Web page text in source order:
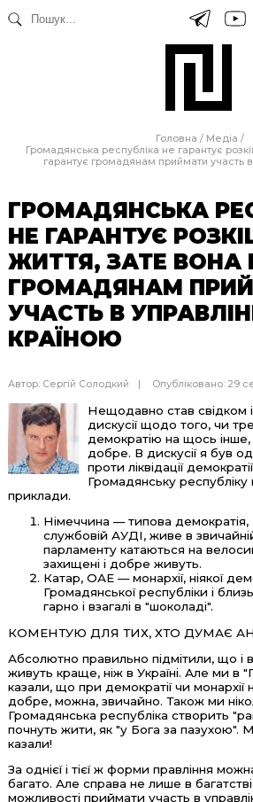
Головна / Медіа /
Громадянська республіка не гарантує
гарантує громадянам приймати участь в
ГРОМАДЯНСЬКА
НЕ ГАРАНТУЄ
ЖИТТЯ, ЗАТЕ ВОНА
ГРОМАДЯНАМ
УЧАСТЬ В
КРАЇНОЮ
Автор: Сергій Солодкий Опубліковано: 29
Нещодавно став свідком
дискусії щодо того, чи
демократію на щось
добре. В дискусії я був
проти ліквідації демократії
Громадянську
приклади.
Німеччина — типова демократія,
службовій АУДІ, живе в
парламенту катаються на
захищені і добре живуть.
Катар, ОАЕ — монархії, ніякої
Громадянської республіки і
гарно і взагалі в "шоколаді".
КОМЕНТУЮ ДЛЯ ТИХ, ХТО ДУМАЄ
Абсолютно правильно підмітили, що і в
живуть краще, ніж в Україні. Але ми в
казали, що при демократії чи
добре, можна, звичайно. Також ми
Громадянська республіка створить
почнуть жити, як "у Бога за пазухою".
казали!
За однієї і тієї ж форми правління
багато. Але справа не лише в
можливості приймати участь в